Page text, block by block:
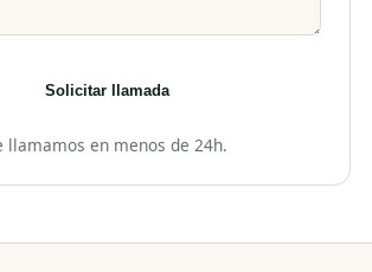
Solicitar llamada
llamamos en menos de 24h.